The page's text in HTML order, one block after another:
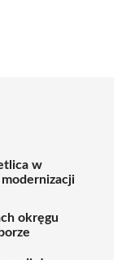
w
okręgu